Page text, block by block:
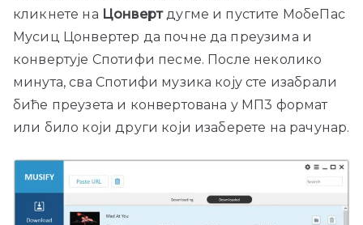
кликнете на Цонвертдугме и пустите МобеПас
Мусиц Цонвертер да почне да преузима и
конвертује Спотифи песме. После неколико
минута, сва Спотифи музика коју сте изабрали
биће преузета и конвертована у МП3 формат
или било који други који изаберете на рачунар.